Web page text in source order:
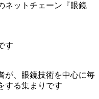
ネットチェーン『眼鏡
す
が、眼鏡技術を中心に毎
する集まりです